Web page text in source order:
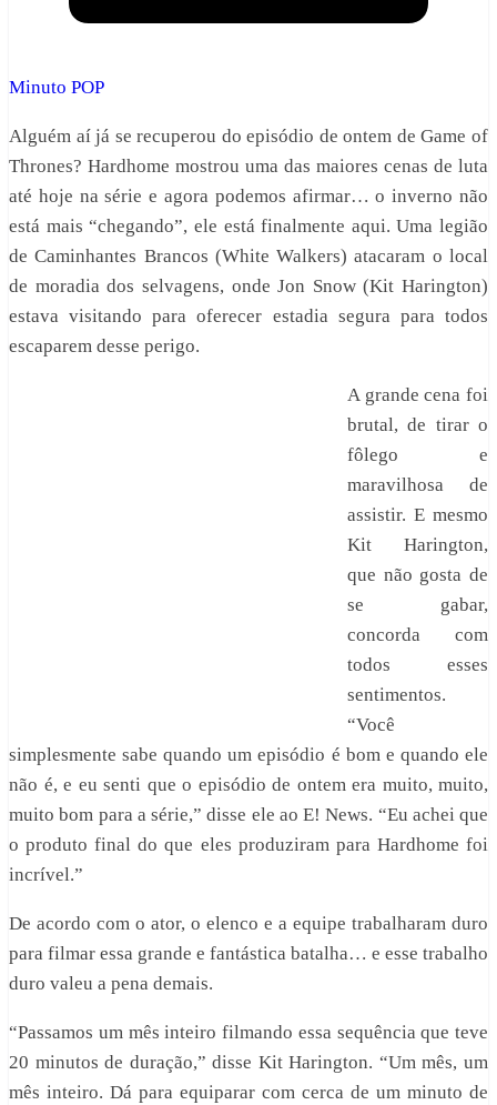
Minuto POP
Alguém aí já se recuperou do episódio de ontem de Game of
Thrones? Hardhome mostrou uma das maiores cenas de luta
até hoje na série e agora podemos afirmar… o inverno não
está mais “chegando”, ele está finalmente aqui. Uma legião
de Caminhantes Brancos (White Walkers) atacaram o local
de moradia dos selvagens, onde Jon Snow (Kit Harington)
estava visitando para oferecer estadia segura para todos
escaparem desse perigo.
A grande cena foi
brutal, de tirar o
fôlego e
maravilhosa de
assistir. E mesmo
Kit Harington,
que não gosta de
se gabar,
concorda com
todos esses
sentimentos.
“Você
simplesmente sabe quando um episódio é bom e quando ele
não é, e eu senti que o episódio de ontem era muito, muito,
muito bom para a série,” disse ele ao E! News. “Eu achei que
o produto final do que eles produziram para Hardhome foi
incrível.”
De acordo com o ator, o elenco e a equipe trabalharam duro
para filmar essa grande e fantástica batalha… e esse trabalho
duro valeu a pena demais.
“Passamos um mês inteiro filmando essa sequência que teve
20 minutos de duração,” disse Kit Harington. “Um mês, um
mês inteiro. Dá para equiparar com cerca de um minuto de